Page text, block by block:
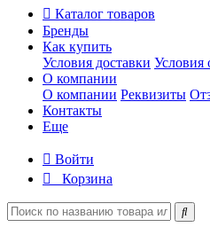
Каталог товаров
Бренды
Как купить
Условия доставки Условия
О компании
О компании Реквизиты
Контакты
Еще
Войти
Корзина